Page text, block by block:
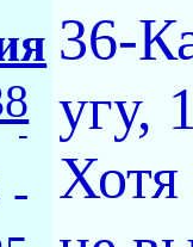
-
-
36-
угу,
Хотя